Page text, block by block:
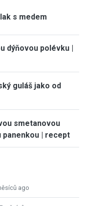
s medem
dýňovou polévku |
guláš jako od
smetanovou
panenkou | recept
ago